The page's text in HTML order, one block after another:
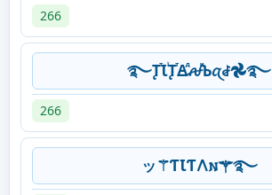
266
࿐ꚐⷮꙆꙶꚐⷮꙘⷣꫛⷦꙎꪋꆀ𖣘࿐
266
ッ⚚ƬꙆƬ𐌡𐌽⚚࿐